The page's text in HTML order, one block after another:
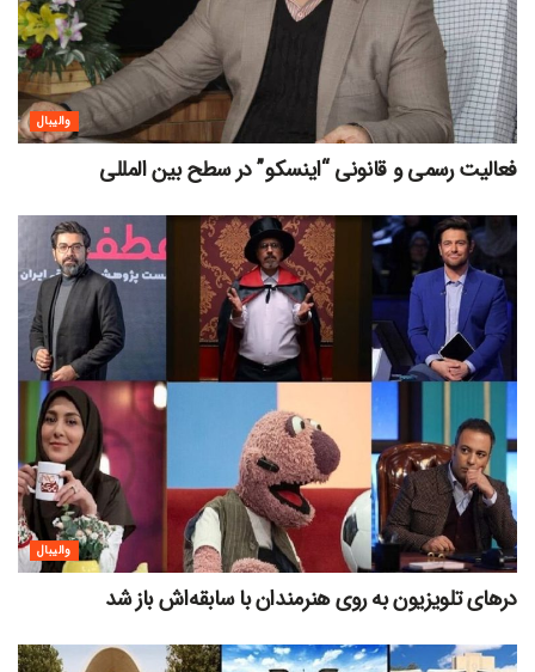
والیبال
فعالیت رسمی و قانونی “اینسکو” در سطح بین المللی
والیبال
درهای تلویزیون به روی هنرمندان با سابقه‌اش باز شد